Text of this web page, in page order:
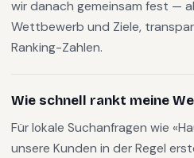
wir danach gemeinsam fest —
Wettbewerb und Ziele,
Ranking-Zahlen.
Wie schnell rankt meine
Für lokale Suchanfragen wie
unsere Kunden in der Regel